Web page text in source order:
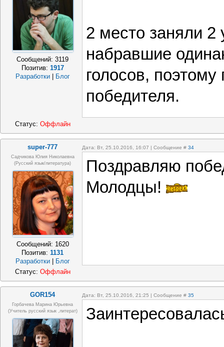
Сообщений:3119
Позитив: 1917
Разработки
Блог
2 место заняли 2
набравшие
голосов, поэтому
победителя.
Статус: Оффлайн
super-777 Дата: Вт, 25.10.2016, 16:07 | Сообщение # 34
Садчикова Юлия Николаевна
(русский язык/литература)
Сообщений: 1620
Позитив:1131
Разработки
Блог
Поздравляю
Молодцы!
Статус: Оффлайн
GOR154 Дата: Вт, 25.10.2016, 21:25 | Сообщение # 35
Горбачева Марина Юрьевна
(учитель русский язык ,литерат)